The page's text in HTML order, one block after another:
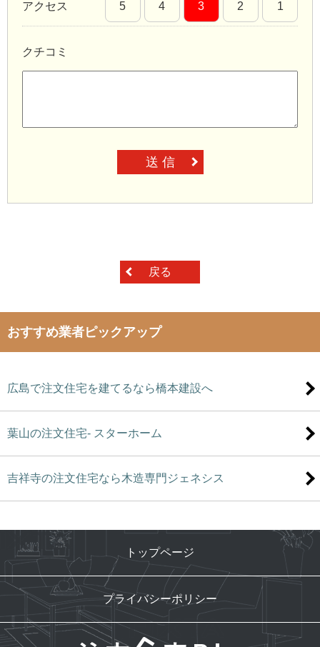
アクセス 5 4 3 2 1
クチコミ
送 信
戻る
おすすめ業者ピックアップ
広島で注文住宅を建てるなら橋本建設へ
葉山の注文住宅- スターホーム
吉祥寺の注文住宅なら木造専門ジェネシス
トップページ
プライバシーポリシー